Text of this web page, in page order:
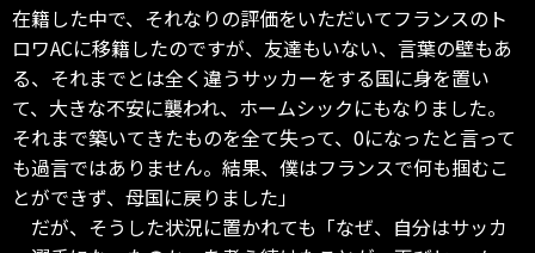
在籍した中で、それなりの評価をいただいてフランスのト
ロワACに移籍したのですが、友達もいない、言葉の壁もあ
る、それまでとは全く違うサッカーをする国に身を置い
て、大きな不安に襲われ、ホームシックにもなりました。
それまで築いてきたものを全て失って、0になったと言って
も過言ではありません。結果、僕はフランスで何も掴むこ
とができず、母国に戻りました」
だが、そうした状況に置かれても「なぜ、自分はサッカ